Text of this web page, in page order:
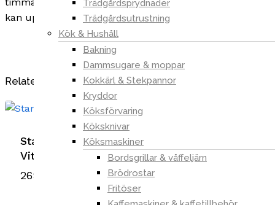
Trädgårdsprydnader
Trädgårdsutrustning
Kök & Hushåll
Bakning
Dammsugare & moppar
Kokkärl & Stekpannor
Kryddor
Köksförvaring
Köksknivar
Köksmaskiner
Bordsgrillar & våffeljärn
Brödrostar
Fritöser
kan uppstå och spridas snabbt!
Relaterade produkter
Starlit Night Lampa till bil – 4 ljuslägen –
Vit
269,00